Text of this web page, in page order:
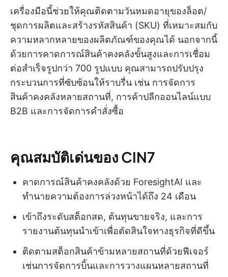
เครื่องมือนี้ช่วยให้คุณติดตามวันหมดอายุของล็อต/
ชุดการผลิตและสร้างรหัสสินค้า (SKU) ที่เหมาะสมกับ
ความหลากหลายของผลิตภัณฑ์ของคุณได้ นอกจากนี้
ด้วยการคาดการณ์สินค้าคงคลังขั้นสูงและการเชื่อม
ต่อสำเร็จรูปกว่า 700 รูปแบบ คุณสามารถปรับปรุง
กระบวนการที่ซับซ้อนให้ราบรื่น เช่น การจัดการ
สินค้าคงคลังหลายสถานที่, การค้าปลีกออนไลน์แบบ
B2B และการจัดการคำสั่งซื้อ
คุณสมบัติเด่นของ CIN7
คาดการณ์สินค้าคงคลังด้วย ForesightAI และ
ทำนายความต้องการล่วงหน้าได้ถึง 24 เดือน
เข้าถึงระดับสต็อกสด, ต้นทุนขายจริง, และการ
รายงานต้นทุนนำเข้าเพื่อตัดสินใจทางธุรกิจที่ดีขึ้น
ติดตามสต็อกสินค้าข้ามหลายสถานที่ด้วยฟีเจอร์
เช่นการจัดการบิ้นและการวางแผนหลายสถานที่